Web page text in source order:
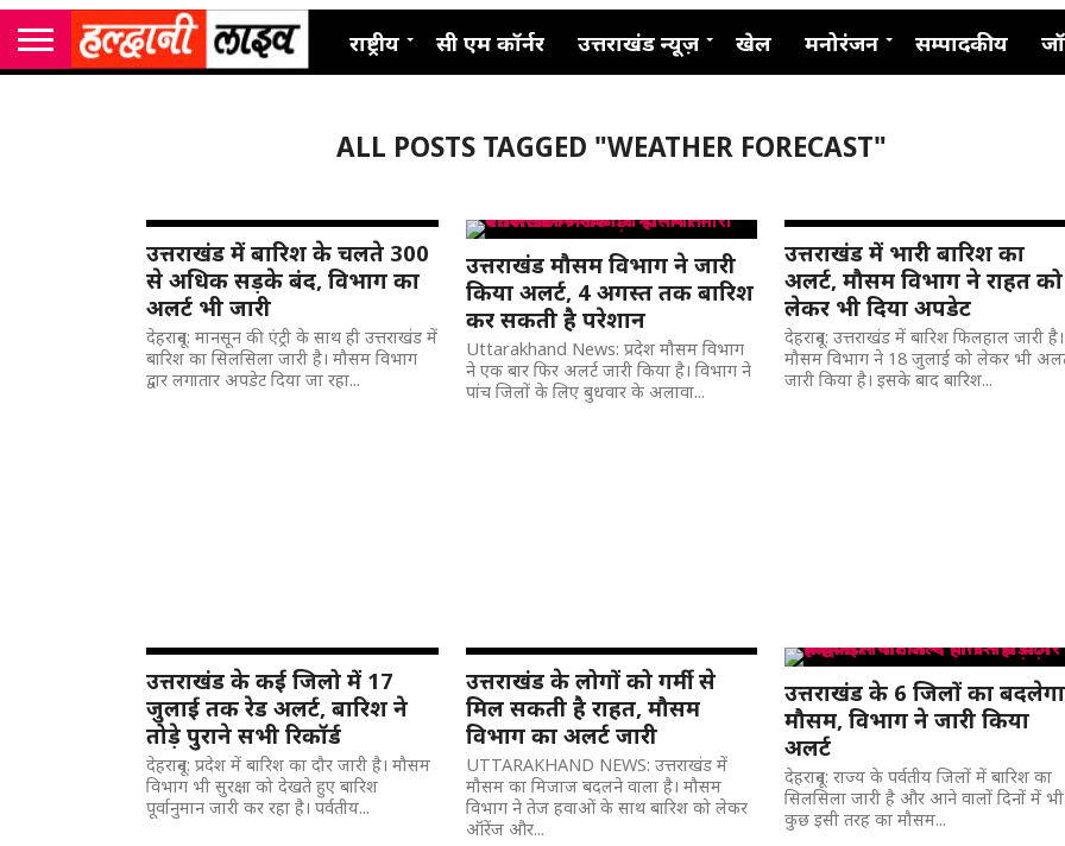
राष्ट्रीय सी एम कॉर्नर उत्तराखंड न्यूज़ खेल मनोरंजन सम्पादकीय
ALL POSTS TAGGED "WEATHER FORECAST"
उत्तराखंड में बारिश के चलते 300
से अधिक सड़के बंद, विभाग का
अलर्ट भी जारी
देहरादून: मानसून की एंट्री के साथ ही उत्तराखंड में
बारिश का सिलसिला जारी है। मौसम विभाग
द्वार लगातार अपडेट दिया जा रहा...
उत्तराखंड मौसम विभाग ने जारी
किया अलर्ट, 4 अगस्त तक बारिश
कर सकती है परेशान
Uttarakhand News: प्रदेश मौसम विभाग
ने एक बार फिर अलर्ट जारी किया है। विभाग ने
पांच जिलों के लिए बुधवार के अलावा...
उत्तराखंड में भारी बारिश का
अलर्ट, मौसम विभाग ने राहत को
लेकर भी दिया अपडेट
देहरादून: उत्तराखंड में बारिश फिलहाल जारी है।
मौसम विभाग ने 18 जुलाई को लेकर भी
जारी किया है। इसके बाद बारिश...
उत्तराखंड के कई जिलो में 17
जुलाई तक रेड अलर्ट, बारिश ने
तोड़े पुराने सभी रिकॉर्ड
देहरादून: प्रदेश में बारिश का दौर जारी है। मौसम
विभाग भी सुरक्षा को देखते हुए बारिश
पूर्वानुमान जारी कर रहा है। पर्वतीय...
उत्तराखंड के लोगों को गर्मी से
मिल सकती है राहत, मौसम
विभाग का अलर्ट जारी
UTTARAKHAND NEWS: उत्तराखंड में
मौसम का मिजाज बदलने वाला है। मौसम
विभाग ने तेज हवाओं के साथ बारिश को लेकर
ऑरेंज और...
उत्तराखंड के 6 जिलों का बदलेगा
मौसम, विभाग ने जारी किया
अलर्ट
देहरादून: राज्य के पर्वतीय जिलों में बारिश का
सिलसिला जारी है और आने वालों दिनों में भी
कुछ इसी तरह का मौसम...